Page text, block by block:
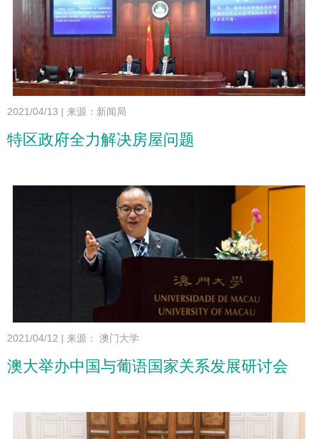
2021/04/13 | 来源：新闻局
特区政府全力解决房屋问题
2021/04/12 | 来源： 澳门大学
澳大举办中国与葡语国家关系发展研讨会